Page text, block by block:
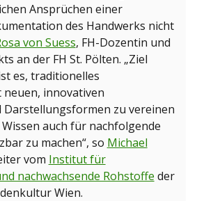
Ansprüchen einer
des Handwerks nicht
von Suess, FH-Dozentin und
an der FH St. Pölten. „Ziel
es, traditionelles
innovativen
zu vereinen
auch für nachfolgende
zu machen“, so Michael
vom Institut für
nachwachsende Rohstoffe der
Wien.